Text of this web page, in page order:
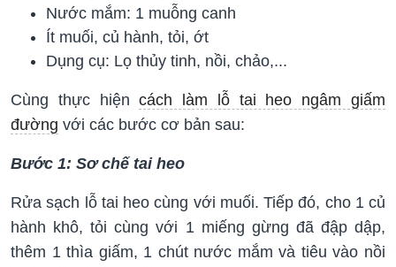
Nước mắm: 1 muỗng canh
Ít muối, củ hành, tỏi, ớt
Dụng cụ: Lọ thủy tinh, nồi, chảo,...
Cùng thực hiệncách làm lỗ tai heo ngâm giấm
đường với các bước cơ bản sau:
Bước 1: Sơ chế tai heo
Rửa sạch lỗ tai heo cùng với muối. Tiếp đó, cho 1 củ
hành khô, tỏi cùng với 1 miếng gừng đã đập dập,
thêm 1 thìa giấm, 1 chút nước mắm và tiêu vào nồi